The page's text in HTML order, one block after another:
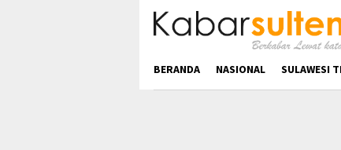
BERANDA NASIONAL SULAWESI